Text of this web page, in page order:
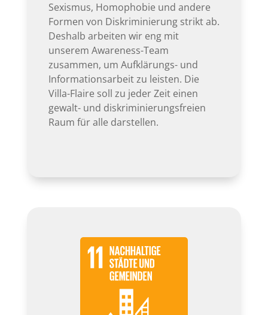
Sexismus, Homophobie und andere
Formen von Diskriminierung strikt ab.
Deshalb arbeiten wir eng mit
unserem Awareness-Team
zusammen, um Aufklärungs- und
Informationsarbeit zu leisten. Die
Villa-Flaire soll zu jeder Zeit einen
gewalt- und diskriminierungsfreien
Raum für alle darstellen.